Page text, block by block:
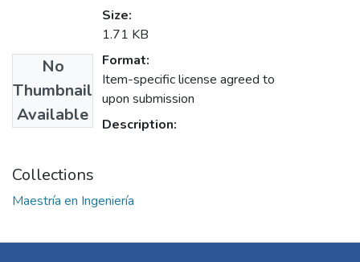
No
Thumbnail
Available
Size:
1.71 KB
Format:
Item-specific license agreed to
upon submission
Description:
Collections
Maestría en Ingeniería